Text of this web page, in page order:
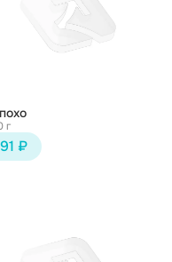
г
₽